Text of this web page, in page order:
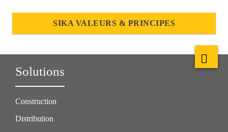
SIKA VALEURS & PRINCIPES
Solutions
Construction
Distribution